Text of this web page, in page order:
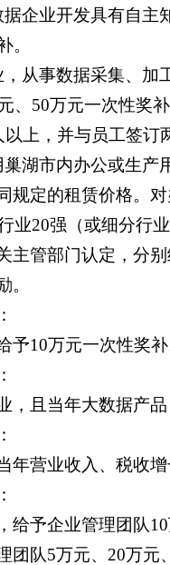
企业开发具有自
。
从事数据采集、
、50万元一次性奖
上，并与员工签
湖市内办公或生
规定的租赁价格。
业20强（或细分行
主管部门认定，分
。
予10万元一次性奖
，且当年大数据产
年营业收入、税收
给予企业管理团队
团队5万元、20万元